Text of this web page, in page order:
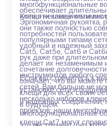
многофункциональные
клещи незаменимым
обеспечивает
Эргономичная рукоятка,
потребностей
удобный и надежный
рук даже при
сочетание
означает, что вы
клещи для всех своих
в будущем.
Хотя эти клещи
они также полностью
популярными типами
Cat5, Cat5e, Cat6 и
делает их незаменимым
инструментов любого
сетей. Вам больше не
несколько наборов
проектов; наши
клещи Cat7 могут
Если вы стремитесь к
установке сети и
и надежных соединений,
многофункциональные